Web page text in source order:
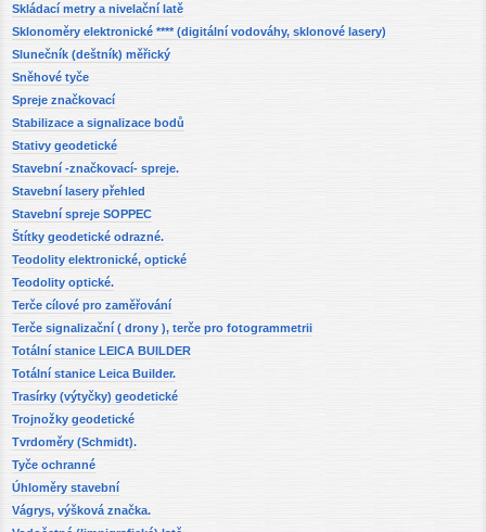
Skládací metry a nivelační latě
Sklonoměry elektronické **** (digitální vodováhy, sklonové lasery)
Slunečník (deštník) měřický
Sněhové tyče
Spreje značkovací
Stabilizace a signalizace bodů
Stativy geodetické
Stavební -značkovací- spreje.
Stavební lasery přehled
Stavební spreje SOPPEC
Štítky geodetické odrazné.
Teodolity elektronické, optické
Teodolity optické.
Terče cílové pro zaměřování
Terče signalizační ( drony ), terče pro fotogrammetrii
Totální stanice LEICA BUILDER
Totální stanice Leica Builder.
Trasírky (výtyčky) geodetické
Trojnožky geodetické
Tvrdoměry (Schmidt).
Tyče ochranné
Úhloměry stavební
Vágrys, výšková značka.